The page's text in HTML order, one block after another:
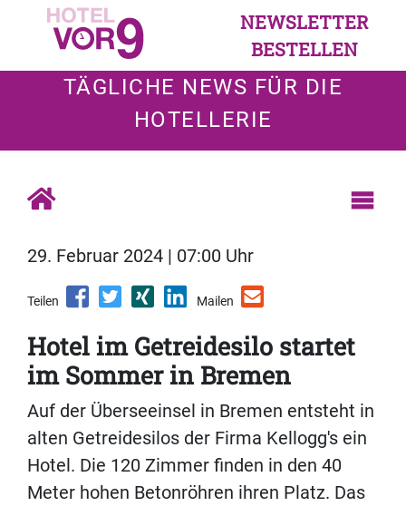
NEWSLETTER
BESTELLEN
TÄGLICHE NEWS FÜR DIE
HOTELLERIE
29. Februar 2024 | 07:00 Uhr
Teilen Mailen
Hotel im Getreidesilo startet
im Sommer in Bremen
Auf der Überseeinsel in Bremen entsteht in
alten Getreidesilos der Firma Kellogg's ein
Hotel. Die 120 Zimmer finden in den 40
Meter hohen Betonröhren ihren Platz. Das